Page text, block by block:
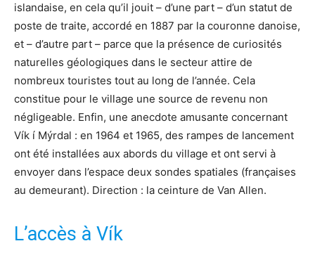
islandaise, en cela qu’il jouit – d’une part – d’un statut de
poste de traite, accordé en 1887 par la couronne danoise,
et – d’autre part – parce que la présence de curiosités
naturelles géologiques dans le secteur attire de
nombreux touristes tout au long de l’année. Cela
constitue pour le village une source de revenu non
négligeable. Enfin, une anecdote amusante concernant
Vík í Mýrdal : en 1964 et 1965, des rampes de lancement
ont été installées aux abords du village et ont servi à
envoyer dans l’espace deux sondes spatiales (françaises
au demeurant). Direction : la ceinture de Van Allen.
L’accès à Vík